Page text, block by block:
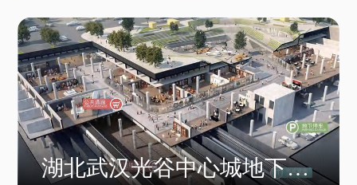
湖北武汉光谷中心城地下空